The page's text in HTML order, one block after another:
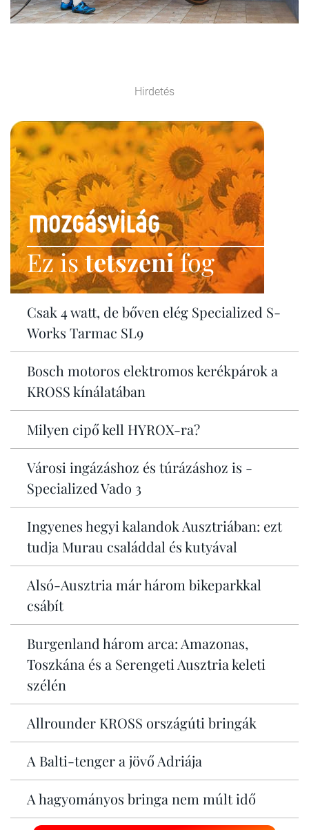
Hirdetés
Ez istetszenifog
Csak 4 watt, de bőven elég Specialized S-
Works Tarmac SL9
Bosch motoros elektromos kerékpárok a
KROSS kínálatában
Milyen cipő kell HYROX-ra?
Városi ingázáshoz és túrázáshoz is -
Specialized Vado 3
Ingyenes hegyi kalandok Ausztriában: ezt
tudja Murau családdal és kutyával
Alsó-Ausztria már három bikeparkkal
csábít
Burgenland három arca: Amazonas,
Toszkána és a Serengeti Ausztria keleti
szélén
Allrounder KROSS országúti bringák
A Balti-tenger a jövő Adriája
A hagyományos bringa nem múlt idő